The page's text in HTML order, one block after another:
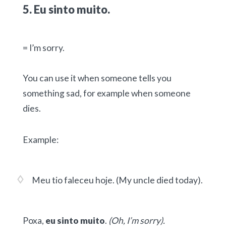
5. Eu sinto muito.
= I’m sorry.
You can use it when someone tells you
something sad, for example when someone
dies.
Example:
Meu tio faleceu hoje. (My uncle died today).
Poxa, eu sinto muito. (Oh, I’m sorry).